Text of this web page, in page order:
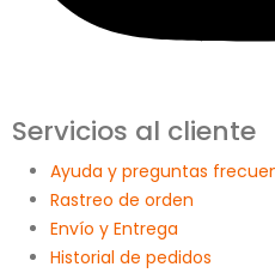
Servicios al cliente
Ayuda y preguntas
Rastreo de orden
Envío y Entrega
Historial de pedidos